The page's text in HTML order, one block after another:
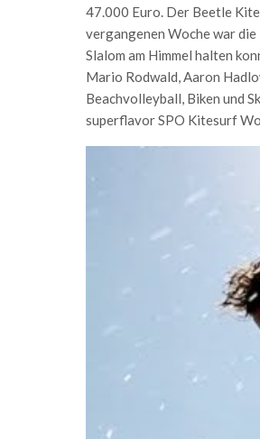
47.000 Euro. Der Beetle
vergangenen Woche war
Slalom am Himmel halten
Mario Rodwald, Aaron
Beachvolleyball, Biken und
superflavor SPO Kitesurf